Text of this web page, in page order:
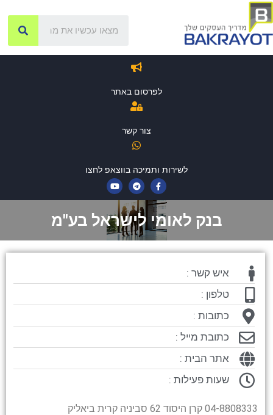
לפרסום באתר
צור קשר
לשירות ותמיכה בווצאפ לחצו
בנק לאומי לישראל בע"מ
איש קשר :
טלפון :
כתובות :
כתובת מייל :
אתר הבית :
שעות פעילות :
04-8808333 קרן היסוד 62 סביניה קרית ביאליק